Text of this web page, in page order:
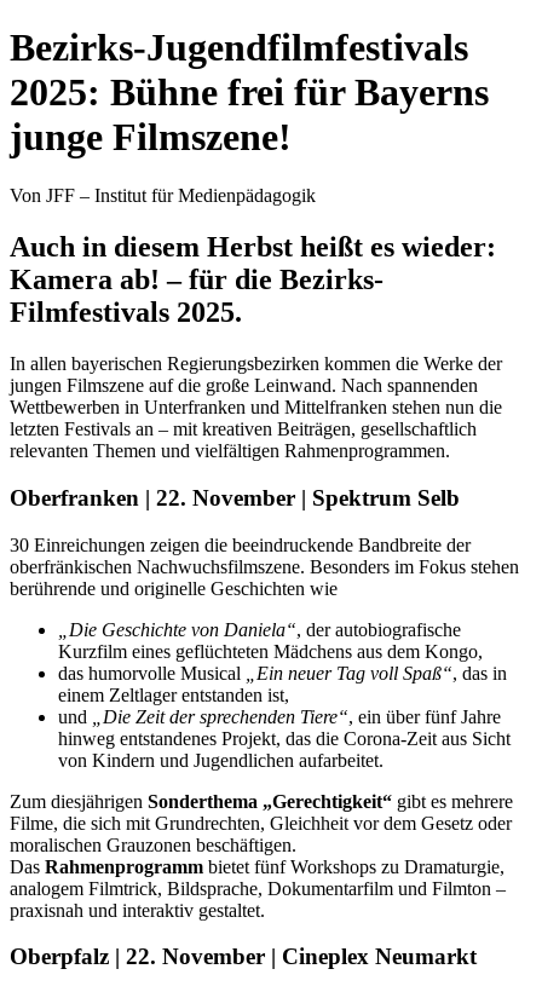
Bezirks-Jugendfilmfestivals
2025: Bühne frei für Bayerns
junge Filmszene!
Von JFF – Institut für Medienpädagogik
Auch in diesem Herbst heißt es wieder:
Kamera ab! – für die Bezirks-
Filmfestivals 2025.
In allen bayerischen Regierungsbezirken kommen die Werke der
jungen Filmszene auf die große Leinwand. Nach spannenden
Wettbewerben in Unterfranken und Mittelfranken stehen nun die
letzten Festivals an – mit kreativen Beiträgen, gesellschaftlich
relevanten Themen und vielfältigen Rahmenprogrammen.
Oberfranken | 22. November | Spektrum Selb
30 Einreichungen zeigen die beeindruckende Bandbreite der
oberfränkischen Nachwuchsfilmszene. Besonders im Fokus stehen
berührende und originelle Geschichten wie
„Die Geschichte von Daniela“, der autobiografische
Kurzfilm eines geflüchteten Mädchens aus dem Kongo,
das humorvolle Musical
„Ein neuer Tag voll Spaß“, das in
einem Zeltlager entstanden ist,
und
„Die Zeit der sprechenden Tiere“, ein über fünf Jahre
hinweg entstandenes Projekt, das die Corona-Zeit aus Sicht
von Kindern und Jugendlichen aufarbeitet.
Zum diesjährigen Sonderthema „Gerechtigkeit“ gibt es mehrere
Filme, die sich mit Grundrechten, Gleichheit vor dem Gesetz oder
moralischen Grauzonen beschäftigen.
Das Rahmenprogramm bietet fünf Workshops zu Dramaturgie,
analogem Filmtrick, Bildsprache, Dokumentarfilm und Filmton –
praxisnah und interaktiv gestaltet.
Oberpfalz | 22. November | Cineplex Neumarkt